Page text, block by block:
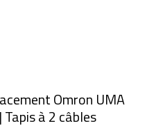
Omron UMA
à 2 câbles